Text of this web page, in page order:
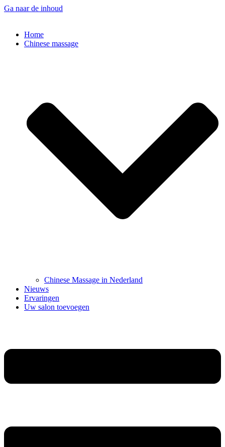
Ga naar de inhoud
Home
Chinese massage
Chinese Massage in Nederland
Nieuws
Ervaringen
Uw salon toevoegen